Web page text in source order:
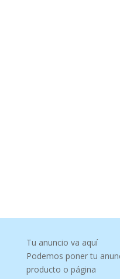
Tu anuncio va aquí
Podemos poner tu
producto o página